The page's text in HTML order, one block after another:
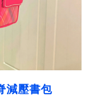
減壓書包